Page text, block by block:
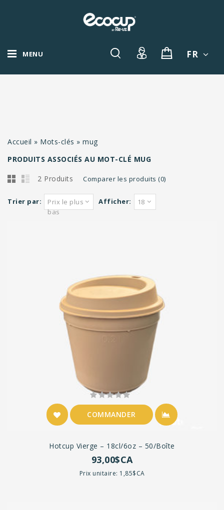
MENU FR
Accueil » Mots-clés » mug
PRODUITS ASSOCIÉS AU MOT-CLÉ MUG
2 Produits Comparer les produits (0)
Trier par:
Prix le plus
bas
Afficher: 18
COMMANDER
Hotcup Vierge – 18cl/6oz – 50/boîte
93,00$CA
Prix unitaire: 1,85$CA